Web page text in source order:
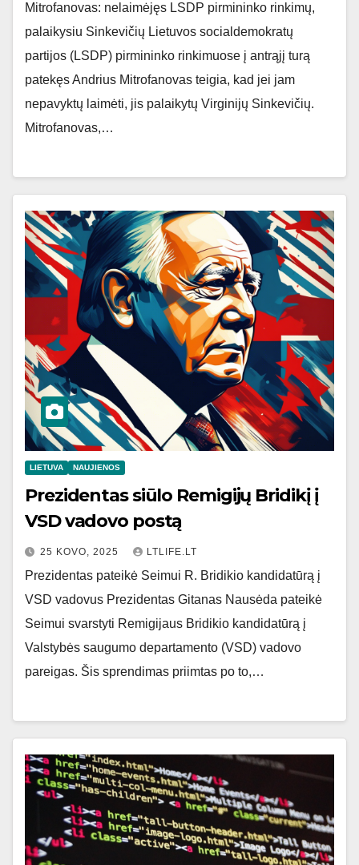
Mitrofanovas: nelaimėjęs LSDP pirmininko rinkimų,
palaikysiu Sinkevičių Lietuvos socialdemokratų
partijos (LSDP) pirmininko rinkimuose į antrąjį turą
patekęs Andrius Mitrofanovas teigia, kad jei jam
nepavyktų laimėti, jis palaikytų Virginijų Sinkevičių.
Mitrofanovas,…
LIETUVA NAUJIENOS
Prezidentas siūlo Remigijų Bridikį į
VSD vadovo postą
25 KOVO, 2025 LTLIFE.LT
Prezidentas pateikė Seimui R. Bridikio kandidatūrą į
VSD vadovus Prezidentas Gitanas Nausėda pateikė
Seimui svarstyti Remigijaus Bridikio kandidatūrą į
Valstybės saugumo departamento (VSD) vadovo
pareigas. Šis sprendimas priimtas po to,…